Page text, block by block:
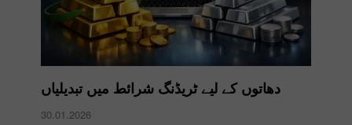
دھاتوں کے لیے ٹریڈنگ شرائط میں تبدیلیاں
30.01.2026